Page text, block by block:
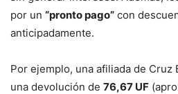
por un “pronto pago” con
anticipadamente.
Por ejemplo, una afiliada de Cruz
una devolución de 76,67 UF